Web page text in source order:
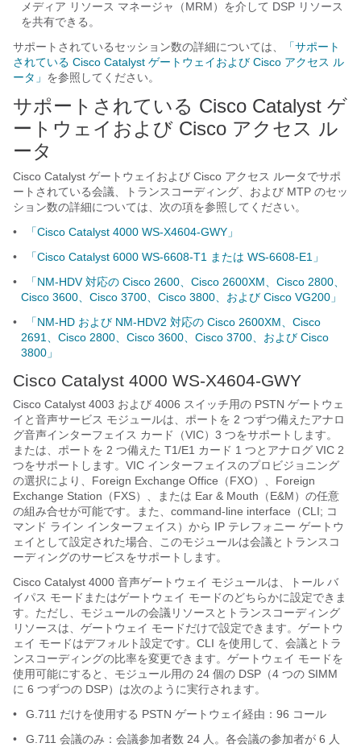
メディア リソース マネージャ（MRM）を介して DSP リソース
を共有できる。
サポートされているセッション数の詳細については、
「サポート
されている Cisco Catalyst ゲートウェイおよび Cisco アクセス ル
ータ」 を参照してください。
サポートされている Cisco Catalyst ゲ
ートウェイおよび Cisco アクセス ル
ータ
Cisco Catalyst ゲートウェイおよび Cisco アクセス ルータでサポ
ートされている会議、トランスコーディング、および MTP のセッ
ション数の詳細については、次の項を参照してください。
•
「Cisco Catalyst 4000 WS-X4604-GWY」
•
「Cisco Catalyst 6000 WS-6608-T1 または WS-6608-E1」
•
「NM-HDV 対応の Cisco 2600、Cisco 2600XM、Cisco 2800、
Cisco 3600、Cisco 3700、Cisco 3800、および Cisco VG200」
•
「NM-HD および NM-HDV2 対応の Cisco 2600XM、Cisco
2691、Cisco 2800、Cisco 3600、Cisco 3700、および Cisco
3800」
Cisco Catalyst 4000 WS-X4604-GWY
Cisco Catalyst 4003 および 4006 スイッチ用の PSTN ゲートウェ
イと音声サービス モジュールは、ポートを 2 つずつ備えたアナロ
グ音声インターフェイス カード（VIC）3 つをサポートします。
または、ポートを 2 つ備えた T1/E1 カード 1 つとアナログ VIC 2
つをサポートします。VIC インターフェイスのプロビジョニング
の選択により、Foreign Exchange Office（FXO）、Foreign
Exchange Station（FXS）、または Ear & Mouth（E&M）の任意
の組み合せが可能です。また、command-line interface（CLI; コ
マンド ライン インターフェイス）から IP テレフォニー ゲートウ
ェイとして設定された場合、このモジュールは会議とトランスコ
ーディングのサービスをサポートします。
Cisco Catalyst 4000 音声ゲートウェイ モジュールは、トール バ
イパス モードまたはゲートウェイ モードのどちらかに設定できま
す。ただし、モジュールの会議リソースとトランスコーディング
リソースは、ゲートウェイ モードだけで設定できます。ゲートウ
ェイ モードはデフォルト設定です。CLI を使用して、会議とトラ
ンスコーディングの比率を変更できます。ゲートウェイ モードを
使用可能にすると、モジュール用の 24 個の DSP（4 つの SIMM
に 6 つずつの DSP）は次のように実行されます。
•
G.711 だけを使用する PSTN ゲートウェイ経由：96 コール
•
G.711 会議のみ：会議参加者数 24 人。各会議の参加者が 6 人